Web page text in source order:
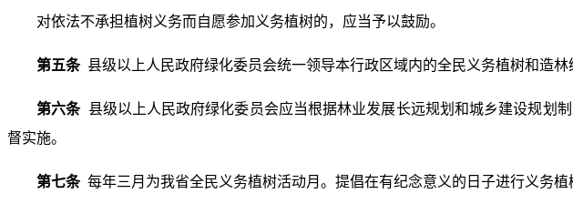
对依法不承担植树义务而自愿参加义务植树的，应当予以鼓励。
第五条 县级以上人民政府绿化委员会统一领导本行政区域内的全民义务植树和造
第六条 县级以上人民政府绿化委员会应当根据林业发展长远规划和城乡建设规划
督实施。
第七条 每年三月为我省全民义务植树活动月。提倡在有纪念意义的日子进行义务植